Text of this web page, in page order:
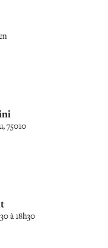
75010
à 18h30